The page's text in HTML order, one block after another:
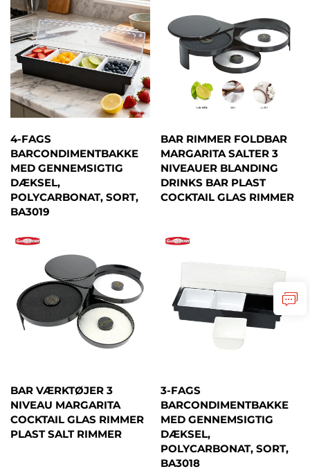
4-FAGS
BARCONDIMENTBAKKE
MED GENNEMSIGTIG
DÆKSEL,
POLYCARBONAT, SORT,
BA3019
BAR RIMMER FOLDBAR
MARGARITA SALTER 3
NIVEAUER BLANDING
DRINKS BAR PLAST
COCKTAIL GLAS RIMMER
BAR VÆRKTØJER 3
NIVEAU MARGARITA
COCKTAIL GLAS RIMMER
PLAST SALT RIMMER
3-FAGS
BARCONDIMENTBAKKE
MED GENNEMSIGTIG
DÆKSEL,
POLYCARBONAT, SORT,
BA3018